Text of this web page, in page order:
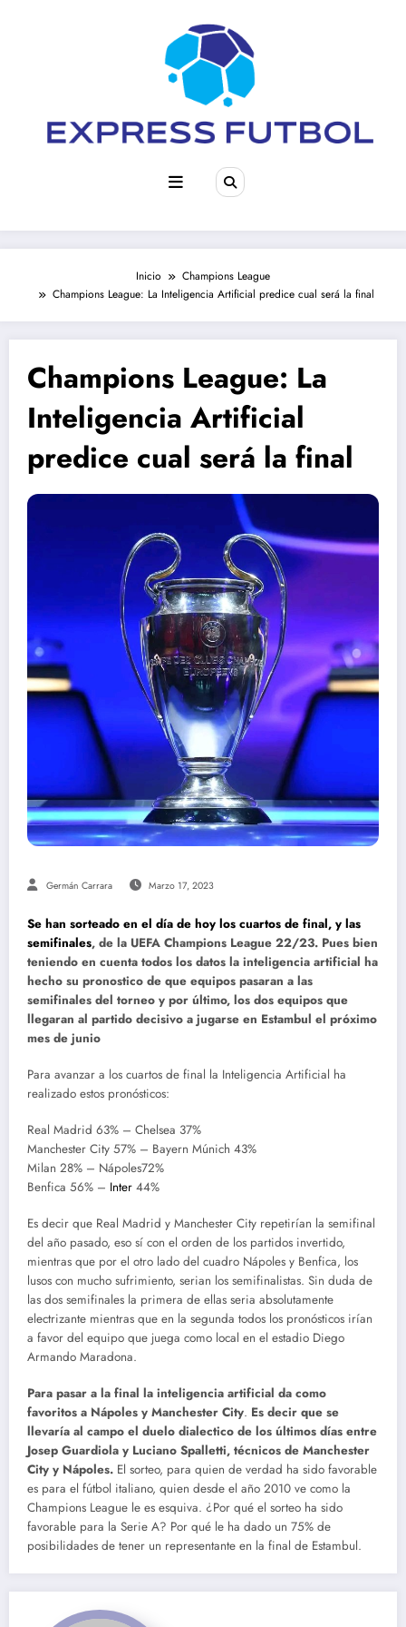
Inicio
Champions League
Champions League: La Inteligencia Artificial predice cual será la final
Champions League: La
Inteligencia Artificial
predice cual será la final
Germán Carrara Marzo 17, 2023
Se han sorteado en el día de hoy los cuartos de final, y las
semifinales, de la UEFA Champions League 22/23. Pues bien
teniendo en cuenta todos los datos la inteligencia artificial ha
hecho su pronostico de que equipos pasaran a las
semifinales del torneo y por último, los dos equipos que
llegaran al partido decisivo a jugarse en Estambul el próximo
mes de junio
Para avanzar a los cuartos de final la Inteligencia Artificial ha
realizado estos pronósticos:
Real Madrid 63% – Chelsea 37%
Manchester City 57% – Bayern Múnich 43%
Milan 28% – Nápoles72%
Benfica 56% – Inter 44%
Es decir que Real Madrid y Manchester City repetirían la semifinal
del año pasado, eso sí con el orden de los partidos invertido,
mientras que por el otro lado del cuadro Nápoles y Benfica, los
lusos con mucho sufrimiento, serian los semifinalistas. Sin duda de
las dos semifinales la primera de ellas seria absolutamente
electrizante mientras que en la segunda todos los pronósticos irían
a favor del equipo que juega como local en el estadio Diego
Armando Maradona.
Para pasar a la final la inteligencia artificial da como
favoritos a Nápoles y Manchester City. Es decir que se
llevaría al campo el duelo dialectico de los últimos días entre
Josep Guardiola y Luciano Spalletti, técnicos de Manchester
City y Nápoles. El sorteo, para quien de verdad ha sido favorable
es para el fútbol italiano, quien desde el año 2010 ve como la
Champions League le es esquiva. ¿Por qué el sorteo ha sido
favorable para la Serie A? Por qué le ha dado un 75% de
posibilidades de tener un representante en la final de Estambul.